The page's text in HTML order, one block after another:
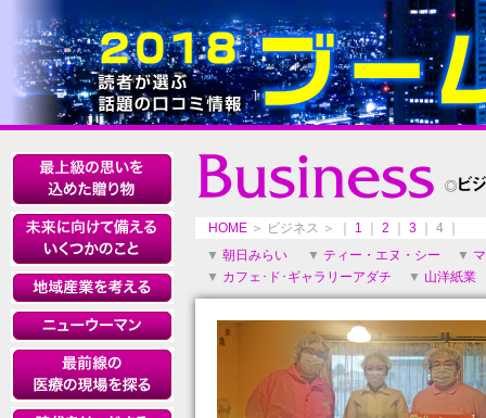
HOME ＞ ビジネス ＞ ｜ 1 2 3 ｜ 4 ｜
▼ 朝日みらい ▼ ティー・エヌ・シー ▼
▼ カフェ･ド･ギャラリーアダチ ▼ 山洋紙業